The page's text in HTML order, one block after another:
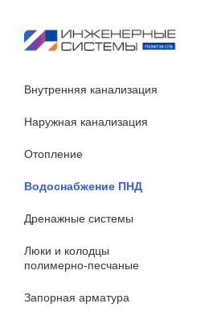
Внутренняя канализация
Наружная канализация
Отопление
Водоснабжение ПНД
Дренажные системы
Люки и колодцы
полимерно-песчаные
Запорная арматура